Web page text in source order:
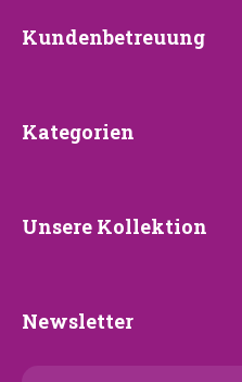
Kundenbetreuung
Kundenbetreuung
Kategorien
Kategorien
Unsere
Unsere Kollektion
Newsletter
Newsletter